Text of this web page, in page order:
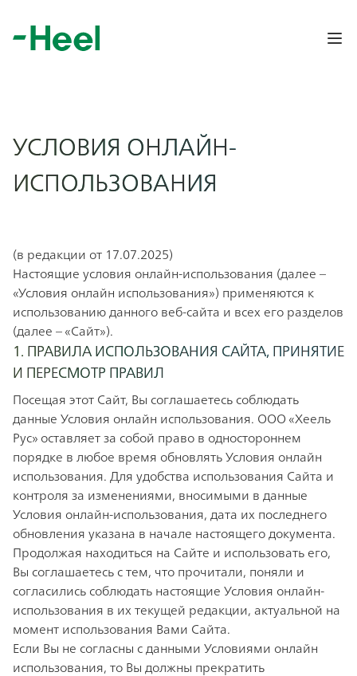
УСЛОВИЯ ОНЛАЙН-
ИСПОЛЬЗОВАНИЯ
(в редакции от 17.07.2025)
Настоящие условия онлайн-использования (далее –
«Условия онлайн использования») применяются к
использованию данного веб-сайта и всех его разделов
(далее – «Сайт»).
1. ПРАВИЛА ИСПОЛЬЗОВАНИЯ САЙТА, ПРИНЯТИЕ
И ПЕРЕСМОТР ПРАВИЛ
Посещая этот Сайт, Вы соглашаетесь соблюдать
данные Условия онлайн использования. ООО «Хеель
Рус» оставляет за собой право в одностороннем
порядке в любое время обновлять Условия онлайн
использования. Для удобства использования Сайта и
контроля за изменениями, вносимыми в данные
Условия онлайн-использования, дата их последнего
обновления указана в начале настоящего документа.
Продолжая находиться на Сайте и использовать его,
Вы соглашаетесь с тем, что прочитали, поняли и
согласились соблюдать настоящие Условия онлайн-
использования в их текущей редакции, актуальной на
момент использования Вами Сайта.
Если Вы не согласны с данными Условиями онлайн
использования, то Вы должны прекратить